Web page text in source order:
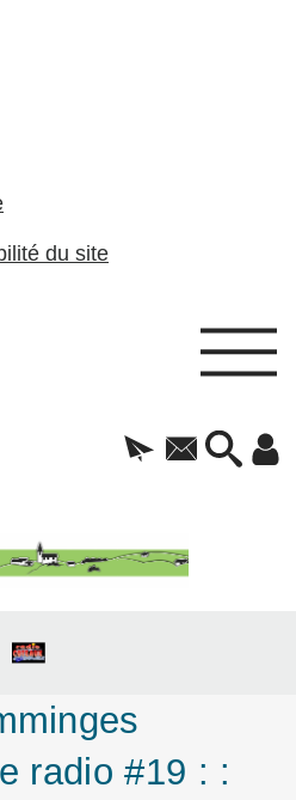
du site
radio #19 : :